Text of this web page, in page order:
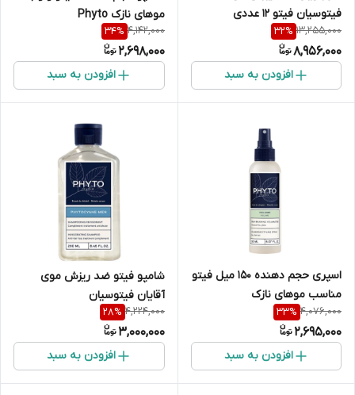
فیتوسیان فیتو 12 عددی
13,255,000
32%
8,956,000
افزودن به سبد
موهای نازک Phyto
Phytovolume
4,142,000
34%
2,698,000
افزودن به سبد
اسپری حجم دهنده 150 میل فیتو
مناسب موهای نازک
4,076,000
33%
2,695,000
افزودن به سبد
شامپو فیتو ضد ریزش موی
آقایان فیتوسیان
4,224,000
28%
3,000,000
افزودن به سبد